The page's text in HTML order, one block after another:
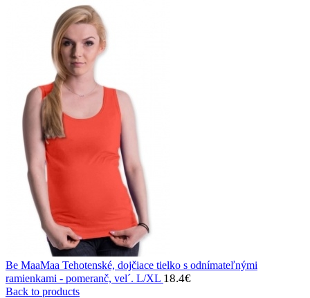
Be MaaMaa Tehotenské, dojčiace tielko s odnímateľnými
ramienkami - pomeranč, vel´. L/XL 18.4€
Back to products